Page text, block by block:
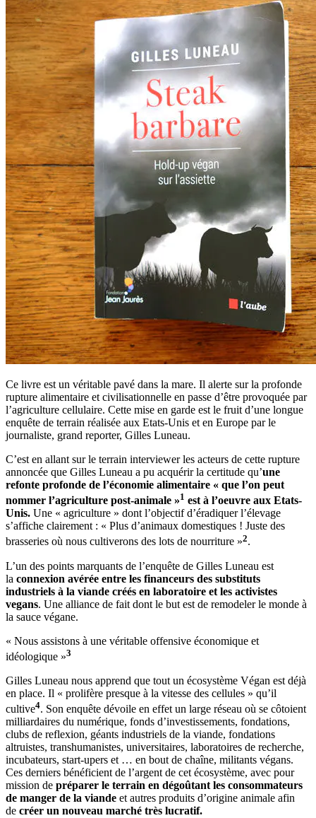
Ce livre est un véritable pavé dans la mare. Il alerte sur la profonde
rupture alimentaire et civilisationnelle en passe d’être provoquée par
l’agriculture cellulaire. Cette mise en garde est le fruit d’une longue
enquête de terrain réalisée aux Etats-Unis et en Europe par le
journaliste, grand reporter, Gilles Luneau.
C’est en allant sur le terrain interviewer les acteurs de cette rupture
annoncée que Gilles Luneau a pu acquérir la certitude qu’une
refonte profonde de l’économie alimentaire « que l’on peut
nommer l’agriculture post-animale »1 est à l’oeuvre aux Etats-
Unis. Une « agriculture » dont l’objectif d’éradiquer l’élevage
s’affiche clairement : « Plus d’animaux domestiques ! Juste des
brasseries où nous cultiverons des lots de nourriture »2.
L’un des points marquants de l’enquête de Gilles Luneau est
la connexion avérée entre les financeurs des substituts
industriels à la viande créés en laboratoire et les activistes
vegans. Une alliance de fait dont le but est de remodeler le monde à
la sauce végane.
« Nous assistons à une véritable offensive économique et
idéologique »3
Gilles Luneau nous apprend que tout un écosystème Végan est déjà
en place. Il « prolifère presque à la vitesse des cellules » qu’il
cultive4. Son enquête dévoile en effet un large réseau où se côtoient
milliardaires du numérique, fonds d’investissements, fondations,
clubs de reflexion, géants industriels de la viande, fondations
altruistes, transhumanistes, universitaires, laboratoires de recherche,
incubateurs, start-upers et … en bout de chaîne, militants végans.
Ces derniers bénéficient de l’argent de cet écosystème, avec pour
mission de préparer le terrain en dégoûtant les consommateurs
de manger de la viande et autres produits d’origine animale afin
de créer un nouveau marché très lucratif.